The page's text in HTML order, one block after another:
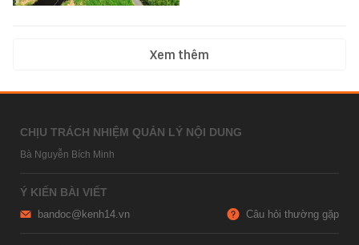
Xem thêm
CHỊU TRÁCH NHIỆM QUẢN LÝ NỘI DUNG
Bà Nguyễn Bích Minh
Ý KIẾN BÀI VIẾT
bandoc@kenh14.vn Câu hỏi thường gặp